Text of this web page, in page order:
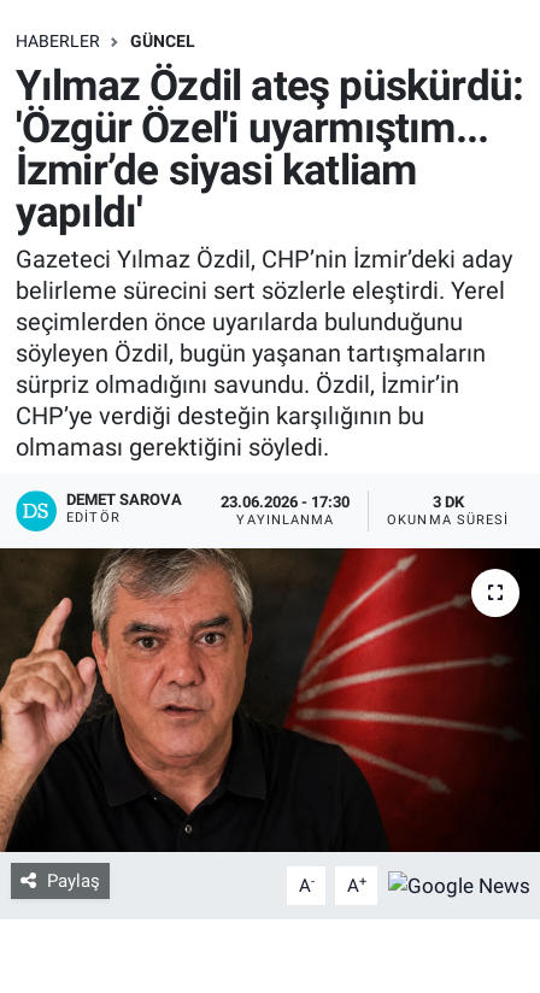
HABERLER GÜNCEL
Yılmaz Özdil ateş püskürdü:
'Özgür Özel'i uyarmıştım...
İzmir’de siyasi katliam
yapıldı'
Gazeteci Yılmaz Özdil, CHP’nin İzmir’deki aday
belirleme sürecini sert sözlerle eleştirdi. Yerel
seçimlerden önce uyarılarda bulunduğunu
söyleyen Özdil, bugün yaşanan tartışmaların
sürpriz olmadığını savundu. Özdil, İzmir’in
CHP’ye verdiği desteğin karşılığının bu
olmaması gerektiğini söyledi.
DEMET SAROVA
EDITÖR
23.06.2026 - 17:30
YAYINLANMA
3 DK
OKUNMA SÜRESI
Paylaş A- A+
SAĞLIK
EKONOMİ
EĞİTİM
ÖZEL HABER
Keşfet
ASTROLOJİ
MANŞET
Bize ulaşın
İletişim/Künye
Yaşam
Gözden Kaçmasın